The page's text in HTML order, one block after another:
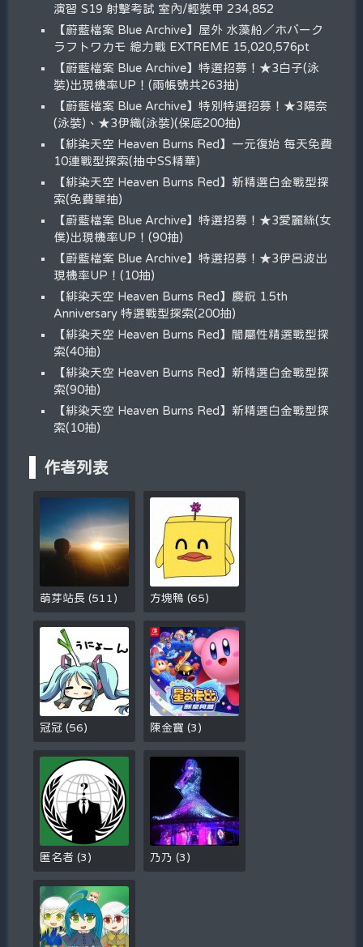
演習 S19 射擊考試 室內/輕裝甲 234,852
【蔚藍檔案 Blue Archive】屋外 水藻船／ホバーク
ラフトワカモ 總力戰 EXTREME 15,020,576pt
【蔚藍檔案 Blue Archive】特選招募！★3白子(泳
裝)出現機率UP！(兩帳號共263抽)
【蔚藍檔案 Blue Archive】特別特選招募！★3陽奈
(泳裝)、★3伊織(泳裝)(保底200抽)
【緋染天空 Heaven Burns Red】一元復始 每天免費
10連戰型探索(抽中SS精華)
【緋染天空 Heaven Burns Red】新精選白金戰型探
索(免費單抽)
【蔚藍檔案 Blue Archive】特選招募！★3愛麗絲(女
僕)出現機率UP！(90抽)
【蔚藍檔案 Blue Archive】特選招募！★3伊呂波出
現機率UP！(10抽)
【緋染天空 Heaven Burns Red】慶祝 1.5th
Anniversary 特選戰型探索(200抽)
【緋染天空 Heaven Burns Red】闇屬性精選戰型探
索(40抽)
【緋染天空 Heaven Burns Red】新精選白金戰型探
索(90抽)
【緋染天空 Heaven Burns Red】新精選白金戰型探
索(10抽)
作者列表
萌芽站長(511 ) 方塊鴨(65)
冠冠(56) 陳金寶(3 )
匿名者(3 ) 乃乃(3 )